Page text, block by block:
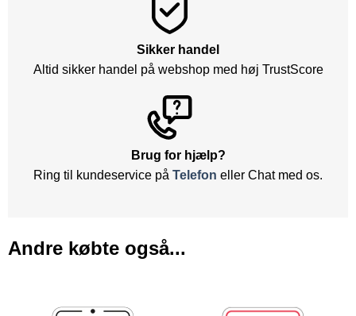
Sikker handel
Altid sikker handel på webshop med høj TrustScore
Brug for hjælp?
Ring til kundeservice på Telefon eller Chat med os.
Andre købte også...